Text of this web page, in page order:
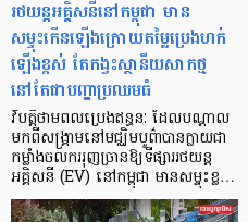
រថយន្តអគ្គិសនីនៅកម្ពុជា មាន
សម្ទុះកើនឡើងក្រោយតម្លៃប្រេងហក់
ឡើងខ្ពស់ តែកង្វះស្ថានីយសាកថ្ម
នៅតែជាបញ្ហាប្រឈមធំ
​​វិបត្តិថាមពលប្រេងឥន្ធនៈ ដែលបណ្តាល
មកពីសង្រ្គាមនៅមជ្ឈិមបូព៌ាបានក្លាយជា
កម្លាំងចលកររុញច្រានឱ្យទីផ្សាររថយន្ត
អគ្គិសនី (EV) នៅកម្ពុជា មានសម្ទុះខ្ល…